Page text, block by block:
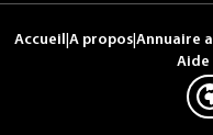
Accueil A propos Annuaire
Aide